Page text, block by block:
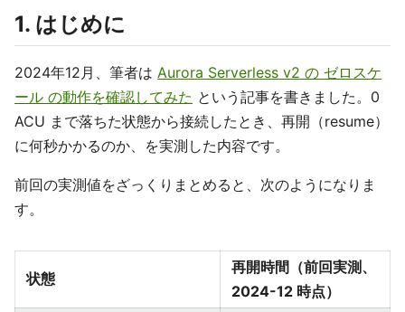
1. はじめに
2024年12月、筆者は Aurora Serverless v2 の ゼロスケ
ール の動作を確認してみた という記事を書きました。0
ACU まで落ちた状態から接続したとき、再開（resume）
に何秒かかるのか、を実測した内容です。
前回の実測値をざっくりまとめると、次のようになりま
す。
状態
再開時間（前回実測、
2024-12 時点）